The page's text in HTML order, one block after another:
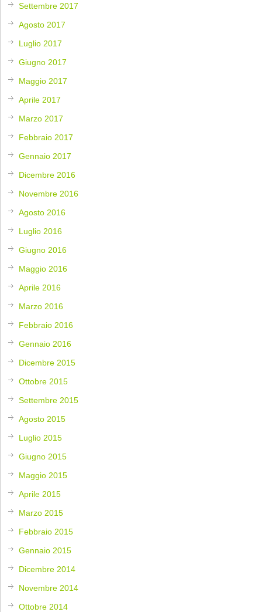
Settembre 2017
Agosto 2017
Luglio 2017
Giugno 2017
Maggio 2017
Aprile 2017
Marzo 2017
Febbraio 2017
Gennaio 2017
Dicembre 2016
Novembre 2016
Agosto 2016
Luglio 2016
Giugno 2016
Maggio 2016
Aprile 2016
Marzo 2016
Febbraio 2016
Gennaio 2016
Dicembre 2015
Ottobre 2015
Settembre 2015
Agosto 2015
Luglio 2015
Giugno 2015
Maggio 2015
Aprile 2015
Marzo 2015
Febbraio 2015
Gennaio 2015
Dicembre 2014
Novembre 2014
Ottobre 2014